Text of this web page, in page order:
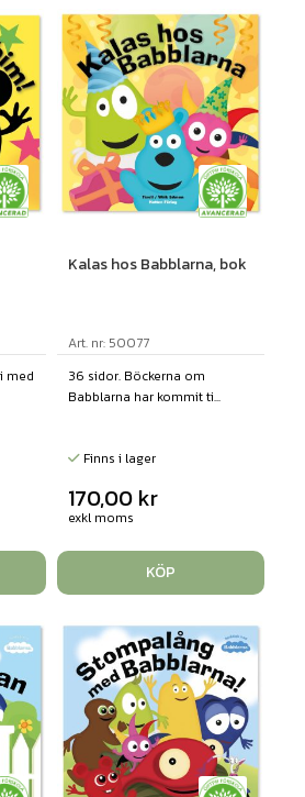
med
Kalas hos Babblarna, bok
Art. nr: 50077
36 sidor. Böckerna om
Babblarna har kommit ti...
Finns i lager
170,00 kr
exkl moms
KÖP